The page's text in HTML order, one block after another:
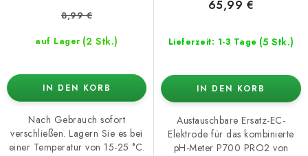
auf Lager (2 Stk.)
8,99 €
IN DEN KORB
Nach Gebrauch sofort
verschließen. Lagern Sie es bei
einer Temperatur von 15-25 °C.
Lieferzeit: 1-3 Tage (5 Stk.)
65,99 €
IN DEN KORB
Austauschbare Ersatz-EC-
Elektrode für das kombinierte
pH-Meter P700 PRO2 von